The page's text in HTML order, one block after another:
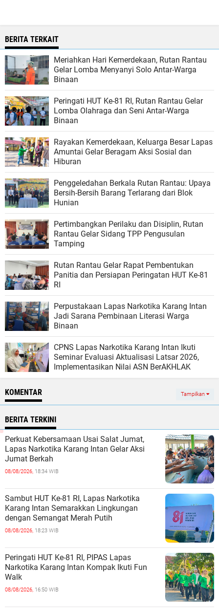
BERITA TERKAIT
Meriahkan Hari Kemerdekaan, Rutan Rantau
Gelar Lomba Menyanyi Solo Antar-Warga
Binaan
Peringati HUT Ke-81 RI, Rutan Rantau Gelar
Lomba Olahraga dan Seni Antar-Warga
Binaan
Rayakan Kemerdekaan, Keluarga Besar Lapas
Amuntai Gelar Beragam Aksi Sosial dan
Hiburan
Penggeledahan Berkala Rutan Rantau: Upaya
Bersih-Bersih Barang Terlarang dari Blok
Hunian
Pertimbangkan Perilaku dan Disiplin, Rutan
Rantau Gelar Sidang TPP Pengusulan
Tamping
Rutan Rantau Gelar Rapat Pembentukan
Panitia dan Persiapan Peringatan HUT Ke-81
RI
Perpustakaan Lapas Narkotika Karang Intan
Jadi Sarana Pembinaan Literasi Warga
Binaan
CPNS Lapas Narkotika Karang Intan Ikuti
Seminar Evaluasi Aktualisasi Latsar 2026,
Implementasikan Nilai ASN BerAKHLAK
KOMENTAR Tampilkan
BERITA TERKINI
Perkuat Kebersamaan Usai Salat Jumat,
Lapas Narkotika Karang Intan Gelar Aksi
Jumat Berkah
08/08/2026, 18:34 WIB
Sambut HUT Ke-81 RI, Lapas Narkotika
Karang Intan Semarakkan Lingkungan
dengan Semangat Merah Putih
08/08/2026, 18:23 WIB
Peringati HUT Ke-81 RI, PIPAS Lapas
Narkotika Karang Intan Kompak Ikuti Fun
Walk
08/08/2026, 16:50 WIB